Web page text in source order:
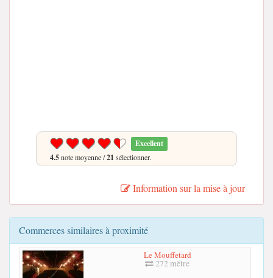
Excellent
4.5note moyenne /21 sélectionner.
Information sur la mise à jour
Commerces similaires à proximité
Le Mouffetard
272 mètre